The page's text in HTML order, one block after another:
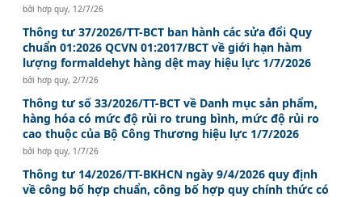
bởihơp quy, 12/7/26
Thông tư 37/2026/TT-BCT ban hành các sửa đổi Quy
chuẩn 01:2026 QCVN 01:2017/BCT về giới hạn hàm
lượng formaldehyt hàng dệt may hiệu lực 1/7/2026
bởihơp quy, 2/7/26
Thông tư số 33/2026/TT-BCT về Danh mục sản phẩm,
hàng hóa có mức độ rủi ro trung bình, mức độ rủi ro
cao thuộc của Bộ Công Thương hiệu lực 1/7/2026
bởihơp quy, 1/7/26
Thông tư 14/2026/TT-BKHCN ngày 9/4/2026 quy định
về công bố hợp chuẩn, công bố hợp quy chính thức có